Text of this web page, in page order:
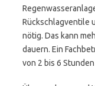
Rückschlagventile
nötig. Das kann
dauern. Ein
von 2 bis 6